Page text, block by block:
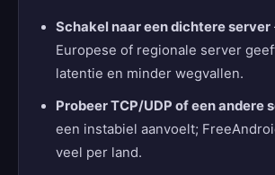
Schakel naar een dichtere server
Europese of regionale server
latentie en minder wegvallen.
Probeer TCP/UDP of een andere
een instabiel aanvoelt;
veel per land.